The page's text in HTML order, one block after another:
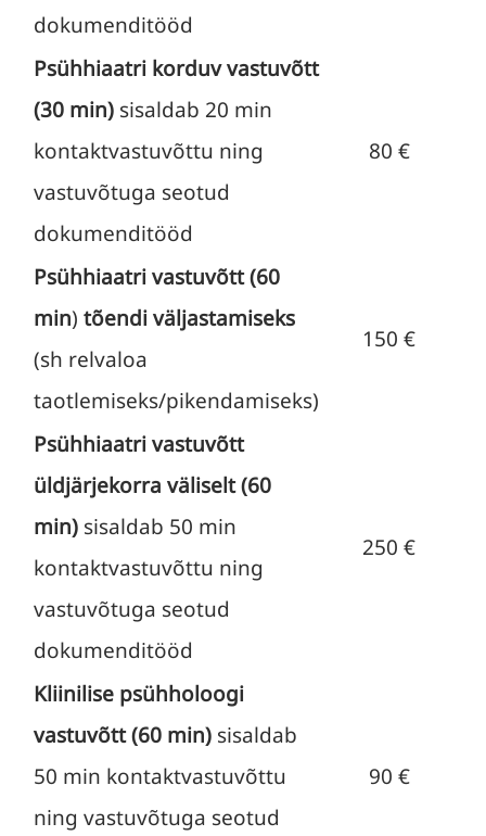
dokumenditööd
Psühhiaatri korduv vastuvõtt
(30 min)sisaldab 20 min
kontaktvastuvõttu ning
vastuvõtuga seotud
dokumenditööd
80 €
Psühhiaatri vastuvõtt (60
min) tõendi väljastamiseks
(sh relvaloa
taotlemiseks/pikendamiseks)
150 €
Psühhiaatri vastuvõtt
üldjärjekorra väliselt (60
min)sisaldab 50 min
kontaktvastuvõttu ning
vastuvõtuga seotud
dokumenditööd
250 €
Kliinilise psühholoogi
vastuvõtt (60 min)sisaldab
50 min kontaktvastuvõttu
ning vastuvõtuga seotud
90 €